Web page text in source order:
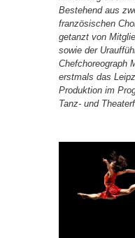
Bestehend aus
französischen
getanzt von
sowie der
Chefchoreograph
erstmals das
Produktion im
Tanz- und